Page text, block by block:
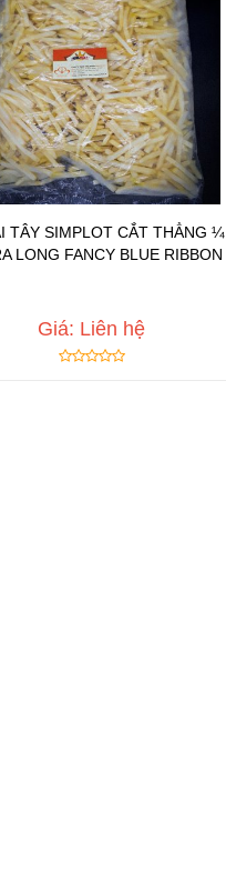
Chat để được tư vấn
TÂY SIMPLOT CẮT THẲNG ¼
LONG FANCY BLUE RIBBON
Giá: Liên hệ